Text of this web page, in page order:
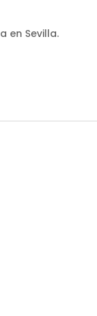
en Sevilla.